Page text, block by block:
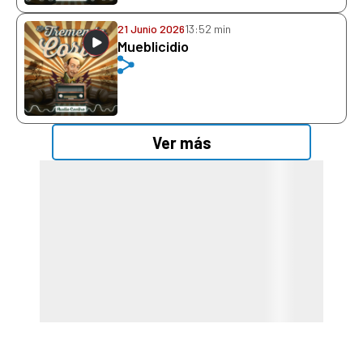
21 Junio 202613:52 min
Mueblicidio
Ver más